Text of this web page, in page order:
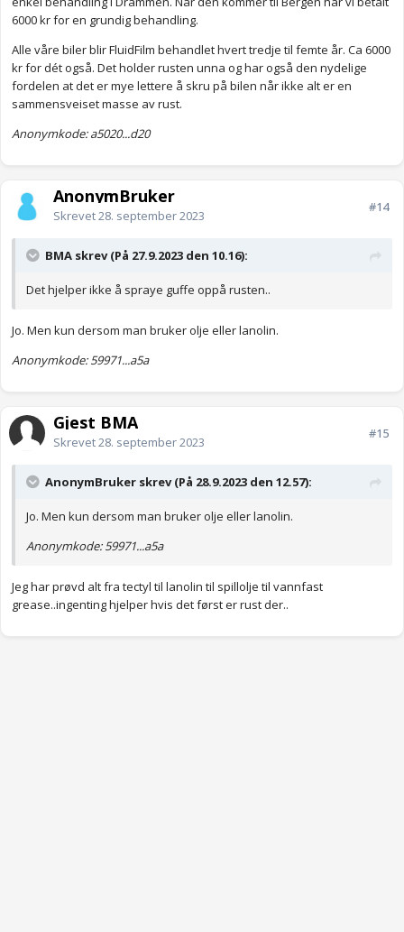
6000 kr for en grundig behandling.
Alle våre biler blir FluidFilm behandlet hvert tredje til femte år. Ca 6000
kr for dét også. Det holder rusten unna og har også den nydelige
fordelen at det er mye lettere å skru på bilen når ikke alt er en
sammensveiset masse av rust.
Anonymkode: a5020...d20
AnonymBruker
Skrevet28. september 2023
#14
BMA skrev (På 27.9.2023 den 10.16):
Det hjelper ikke å spraye guffe oppå rusten..
Jo. Men kun dersom man bruker olje eller lanolin.
Anonymkode: 59971...a5a
Gjest BMA
Skrevet28. september 2023
#15
AnonymBruker skrev (På 28.9.2023 den 12.57):
Jo. Men kun dersom man bruker olje eller lanolin.
Anonymkode: 59971...a5a
Jeg har prøvd alt fra tectyl til lanolin til spillolje til vannfast
grease..ingenting hjelper hvis det først er rust der..